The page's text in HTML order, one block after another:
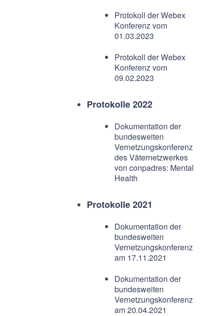
Protokoll der Webex
Konferenz vom
01.03.2023
Protokoll der Webex
Konferenz vom
09.02.2023
Protokolle 2022
Dokumentation der
bundesweiten
Vernetzungskonferenz
des Väternetzwerkes
von conpadres: Mental
Health
Protokolle 2021
Dokumentation der
bundesweiten
Vernetzungskonferenz
am 17.11.2021
Dokumentation der
bundesweiten
Vernetzungskonferenz
am 20.04.2021